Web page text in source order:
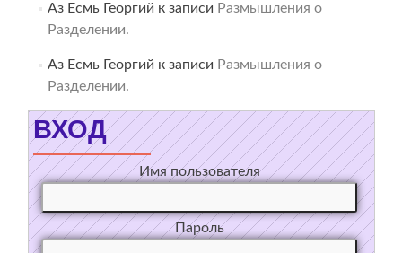
Аз Есмь Георгий к записи Размышления о
Разделении.
Аз Есмь Георгий к записи Размышления о
Разделении.
ВХОД
Имя пользователя
Пароль